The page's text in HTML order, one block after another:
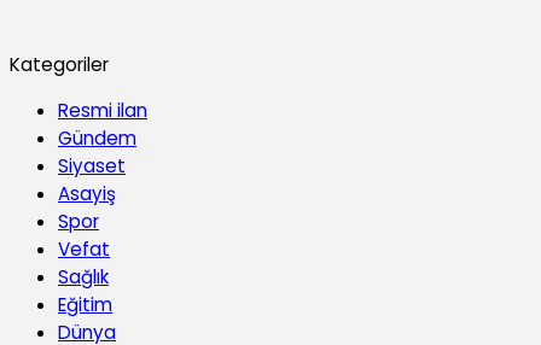
Kategoriler
Resmi ilan
Gündem
Siyaset
Asayiş
Spor
Vefat
Sağlık
Eğitim
Dünya